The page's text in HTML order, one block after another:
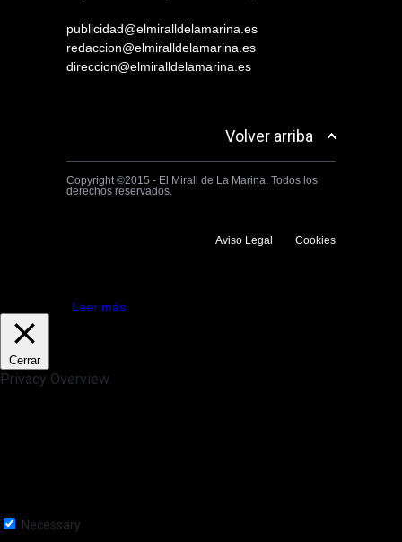
publicidad@elmiralldelamarina.es
redaccion@elmiralldelamarina.es
direccion@elmiralldelamarina.es
Volver arriba
Copyright ©2015 - El Mirall de La Marina. Todos los
derechos reservados.
Aviso Legal Cookies
Leer más
Cerrar
Privacy Overview
Necessary